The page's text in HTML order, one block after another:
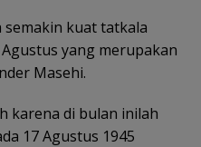
semakin kuat tatkala
yang merupakan
Masehi.
karena di bulan inilah
17 Agustus 1945